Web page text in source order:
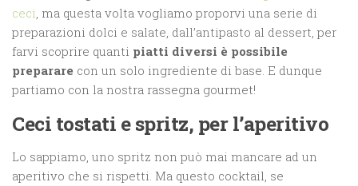
ceci, ma questa volta vogliamo proporvi una serie di
preparazioni dolci e salate, dall’antipasto al dessert, per
farvi scoprire quanti piatti diversi è possibile
preparare con un solo ingrediente di base. E dunque
partiamo con la nostra rassegna gourmet!
Ceci tostati e spritz, per l’aperitivo
Lo sappiamo, uno spritz non può mai mancare ad un
aperitivo che si rispetti. Ma questo cocktail, se